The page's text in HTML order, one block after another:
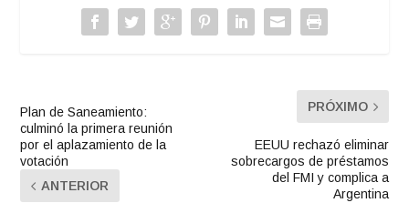
Plan de Saneamiento:
culminó la primera reunión
por el aplazamiento de la
votación
ANTERIOR
PRÓXIMO
EEUU rechazó eliminar
sobrecargos de préstamos
del FMI y complica a
Argentina